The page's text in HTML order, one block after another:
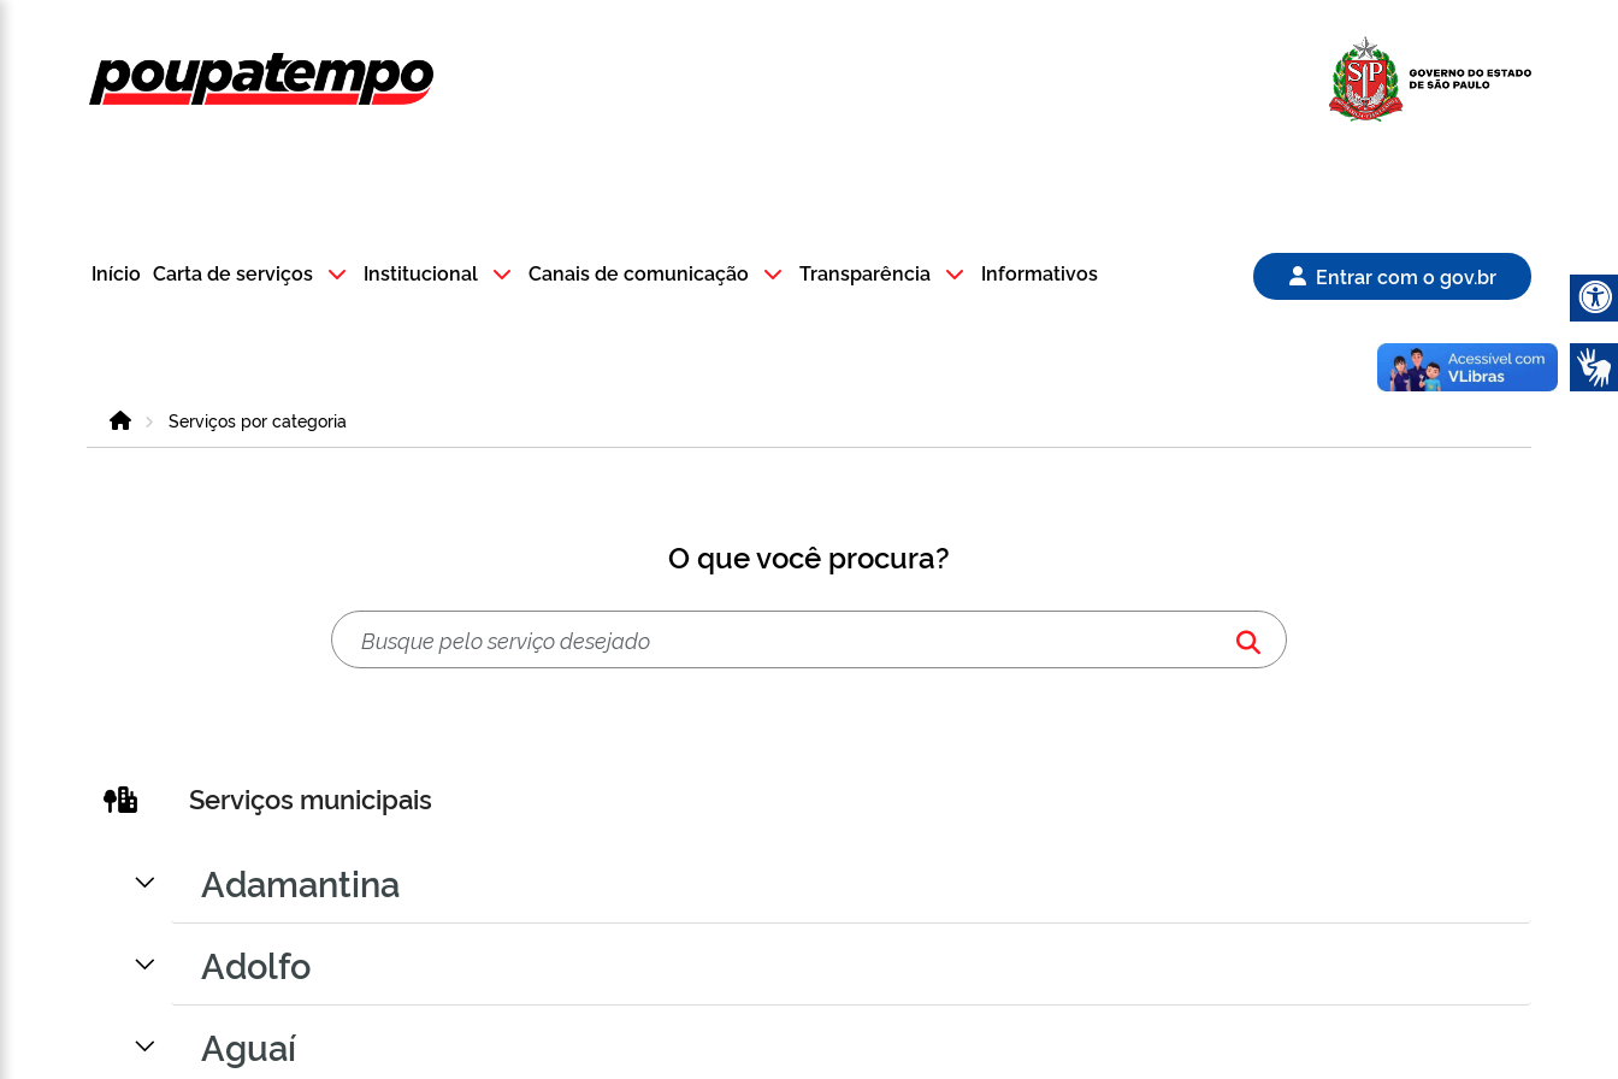
Logo do Poupatempo SP GOV BR direciona para a página inicial
Início Carta de serviços Institucional Canais de comunicação Transparência Informativos Entrar com o gov.br
HomeServiços por categoria
O que você procura?
Serviços municipais
Adamantina
Adolfo
Aguaí